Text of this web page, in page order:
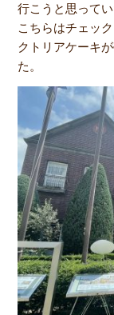
行こうと思って
こちらはチェッ
クトリアケーキ
た。